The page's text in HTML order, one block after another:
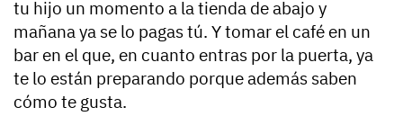
tu hijo un momento a la tienda de abajo y
mañana ya se lo pagas tú. Y tomar el café en un
bar en el que, en cuanto entras por la puerta, ya
te lo están preparando porque además saben
cómo te gusta.